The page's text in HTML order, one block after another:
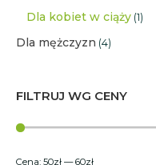
Dla kobiet w ciąży (1)
Dla mężczyzn (4)
FILTRUJ WG CENY
Cena: 50zł —60zł